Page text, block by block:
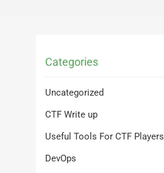
Categories
Uncategorized
CTF Write up
Useful Tools For CTF Players
DevOps